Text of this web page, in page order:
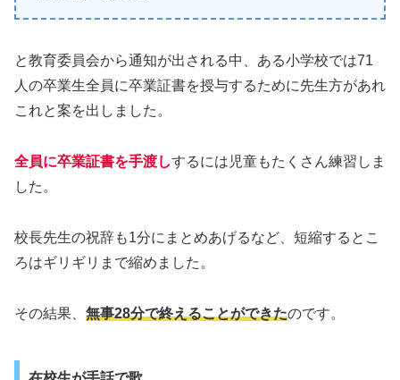
と教育委員会から通知が出される中、ある小学校では71
人の卒業生全員に卒業証書を授与するために先生方があれ
これと案を出しました。
全員に卒業証書を手渡しするには児童もたくさん練習しま
した。
校長先生の祝辞も1分にまとめあげるなど、短縮するとこ
ろはギリギリまで縮めました。
その結果、 無事28分で終えることができたのです。